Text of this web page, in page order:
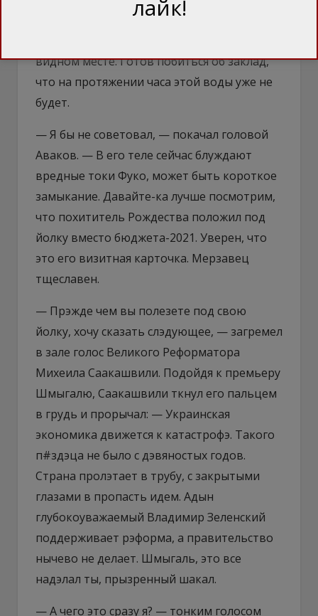
поленись и набери еще один стакан,
видном месте. Готов побиться об заклад,
что на протяжении часа этой воды уже не
будет.
— Я бы не советовал, — покачал головой
Аваков. — В его теле сейчас блуждают
вредные токи Фуко, может быть короткое
замыкание. Давайте-ка лучше посмотрим,
что похититель Рождества положил под
йолку вместо бюджета-2021. Уверен, что
это его визитная карточка. Мерзавец
тщеславен.
— Прэжде чем вы полезете под свою
йолку, хочу сказать слэдующее, — загремел
в зале голос Великого Реформатора
Михеила Саакашвили. Подойдя к премьеру
Шмыгалю, Саакашвили ткнул его пальцем
в грудь и прорычал: — Украинская
экономика движется к катастрофэ. Такого
п#здэца не было с дэвяностых годов.
Страна пролэтает в трубу, с закрытыми
глазами в пропасть идем. Адын
глубокоуважаемый Владимир Зеленский
поддерживает рэформа, а правительство
нычево не делает. Шмыгаль, это все
надэлал ты, прызренный шакал.
— А чего это сразу я? — тонким голосом
лайк!